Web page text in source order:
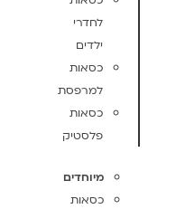
לחדרי
ילדים
כסאות
למרפסת
כסאות
פלסטיק
מיוחדים
כסאות